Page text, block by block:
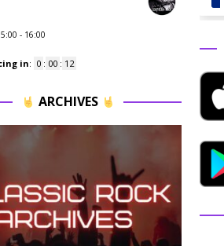
- 16:00
in: 0 : 00 : 11
ARCHIVES